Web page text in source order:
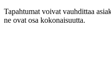
Tapahtumat voivat vauhdittaa
ne ovat osa kokonaisuutta.